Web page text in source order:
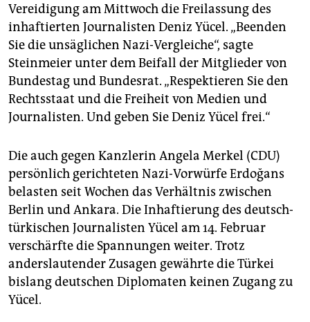
genossenschaft
epaper login
Vereidigung am Mittwoch die Freilassung des
inhaftierten Journalisten Deniz Yücel. „Beenden
Sie die unsäglichen Nazi-Vergleiche“, sagte
Steinmeier unter dem Beifall der Mitglieder von
Bundestag und Bundesrat. „Respektieren Sie den
Rechtsstaat und die Freiheit von Medien und
Journalisten. Und geben Sie Deniz Yücel frei.“
Die auch gegen Kanzlerin Angela Merkel (CDU)
persönlich gerichteten Nazi-Vorwürfe Erdoğans
belasten seit Wochen das Verhältnis zwischen
Berlin und Ankara. Die Inhaftierung des deutsch-
türkischen Journalisten Yücel am 14. Februar
verschärfte die Spannungen weiter. Trotz
anderslautender Zusagen gewährte die Türkei
bislang deutschen Diplomaten keinen Zugang zu
Yücel.